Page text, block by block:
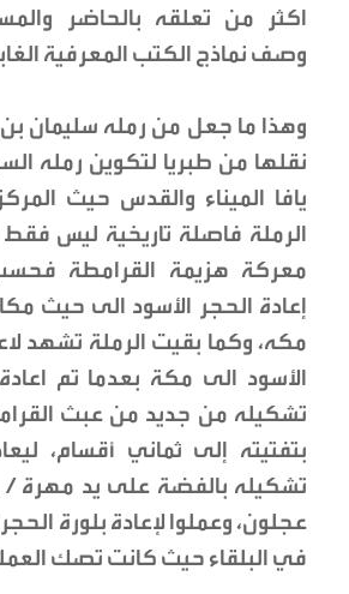
اكثر من تعلقه بالحاضر
وصف نماذج الكتب المعرفية
وهذا ما جعل من رمله سليمان
نقلها من طبريا لتكوين رمله
يافا الميناء والقدس حيث
الرملة فاصلة تاريخية ليس
معركة هزيمة القرامطة
إعادة الحجر الأسود الى حيث
مكه، وكما بقيت الرملة تشهد
الأسود الى مكة بعدما تم
تشكيله من جديد من عبث
بتفتيته إلى ثماني أقسام،
تشكيله بالفضة على يد مهرة /
عجلون، وعملوا لإعادة بلورة
في البلقاء حيث كانت تصك